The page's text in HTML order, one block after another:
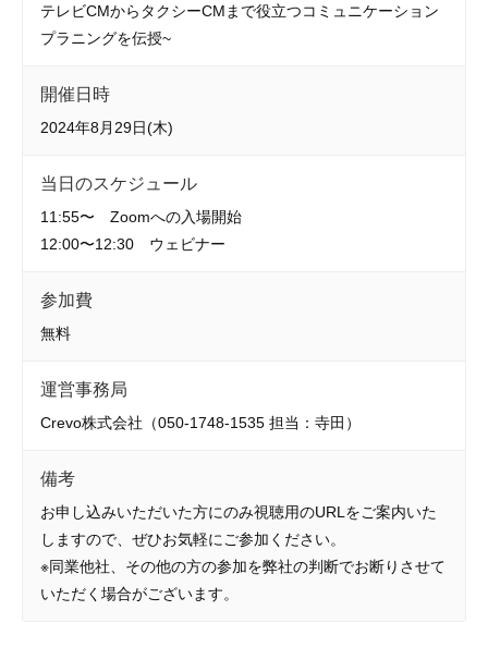
テレビCMからタクシーCMまで役立つコミュニケーション
プラニングを伝授~
開催日時
2024年8月29日(木)
当日のスケジュール
11:55〜 Zoomへの入場開始
12:00〜12:30 ウェビナー
参加費
無料
運営事務局
Crevo株式会社（050-1748-1535 担当：寺田）
備考
お申し込みいただいた方にのみ視聴用のURLをご案内いた
しますので、ぜひお気軽にご参加ください。
※同業他社、その他の方の参加を弊社の判断でお断りさせて
いただく場合がございます。